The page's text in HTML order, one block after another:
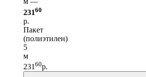
23160
р.
Пакет
(полиэтилен)
5
м
231 60р.